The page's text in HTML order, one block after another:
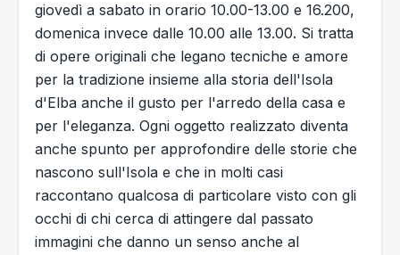
giovedì a sabato in orario 10.00-13.00 e 16.200,
domenica invece dalle 10.00 alle 13.00. Si tratta
di opere originali che legano tecniche e amore
per la tradizione insieme alla storia dell'Isola
d'Elba anche il gusto per l'arredo della casa e
per l'eleganza. Ogni oggetto realizzato diventa
anche spunto per approfondire delle storie che
nascono sull'Isola e che in molti casi
raccontano qualcosa di particolare visto con gli
occhi di chi cerca di attingere dal passato
immagini che danno un senso anche al